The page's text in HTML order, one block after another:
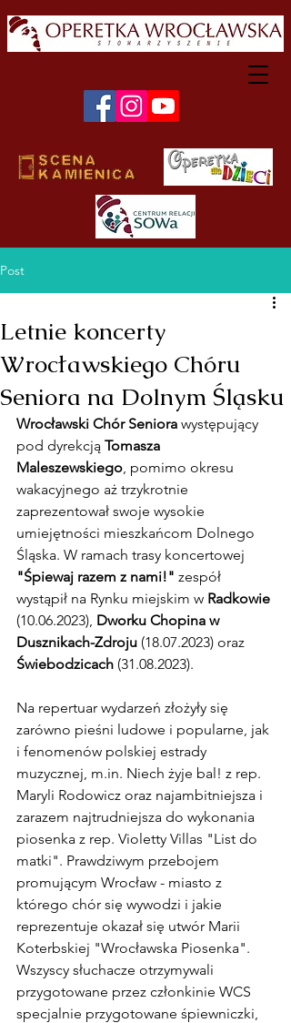
Post
Letnie koncerty
Wrocławskiego Chóru
Seniora na Dolnym Śląsku
Wrocławski Chór Seniora występujący
pod dyrekcją Tomasza
Maleszewskiego, pomimo okresu
wakacyjnego aż trzykrotnie
zaprezentował swoje wysokie
umiejętności mieszkańcom Dolnego
Śląska. W ramach trasy koncertowej
"Śpiewaj razem z nami!" zespół
wystąpił na Rynku miejskim w Radkowie
(10.06.2023), Dworku Chopina w
Dusznikach-Zdroju (18.07.2023) oraz
Świebodzicach (31.08.2023).
Na repertuar wydarzeń złożyły się
zarówno pieśni ludowe i popularne, jak
i fenomenów polskiej estrady
muzycznej, m.in. Niech żyje bal! z rep.
Maryli Rodowicz oraz najambitniejsza i
zarazem najtrudniejsza do wykonania
piosenka z rep. Violetty Villas "List do
matki". Prawdziwym przebojem
promującym Wrocław - miasto z
którego chór się wywodzi i jakie
reprezentuje okazał się utwór Marii
Koterbskiej "Wrocławska Piosenka".
Wszyscy słuchacze otrzymywali
przygotowane przez członkinie WCS
specjalnie przygotowane śpiewniczki,